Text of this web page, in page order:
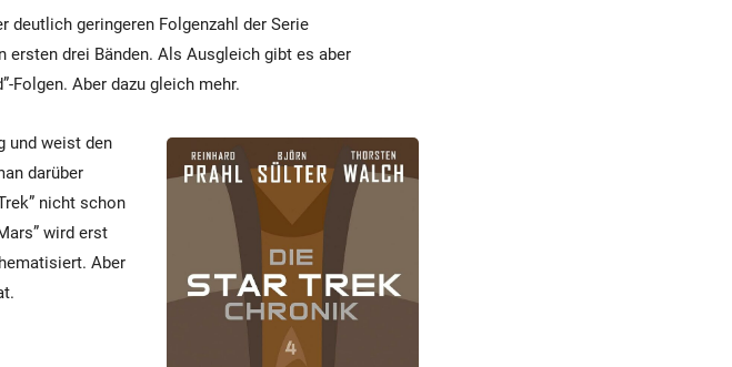
deutlich geringeren Folgenzahl der Serie
drei Bänden. Als Ausgleich gibt es aber
Folgen. Aber dazu gleich mehr.
und weist den
darüber
nicht schon
wird erst
Aber